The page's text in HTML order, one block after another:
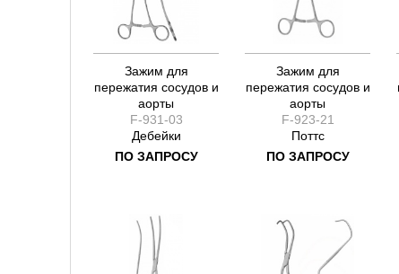
Зажим для
пережатия сосудов и
аорты
F-931-03
Дебейки
ПО ЗАПРОСУ
Зажим для
пережатия сосудов и
аорты
F-923-21
Поттс
ПО ЗАПРОСУ